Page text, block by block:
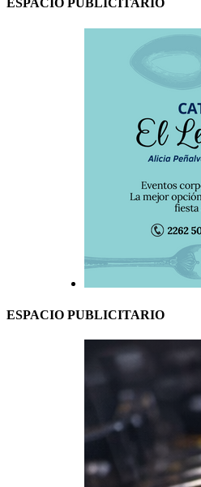
ESPACIO PUBLICITARIO
ESPACIO PUBLICITARIO